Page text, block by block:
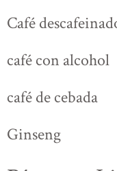
Café
café con alcohol
café de cebada
Ginseng